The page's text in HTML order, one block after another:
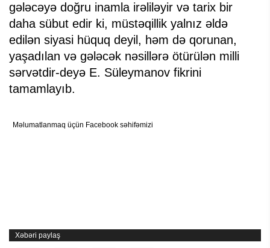
gələcəyə doğru inamla irəliləyir və tarix bir
daha sübut edir ki, müstəqillik yalnız əldə
edilən siyasi hüquq deyil, həm də qorunan,
yaşadılan və gələcək nəsillərə ötürülən milli
sərvətdir-deyə E. Süleymanov fikrini
tamamlayıb.
Məlumatlanmaq üçün Facebook səhifəmizi
Xəbəri paylaş